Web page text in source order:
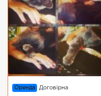
Оренда Договірна